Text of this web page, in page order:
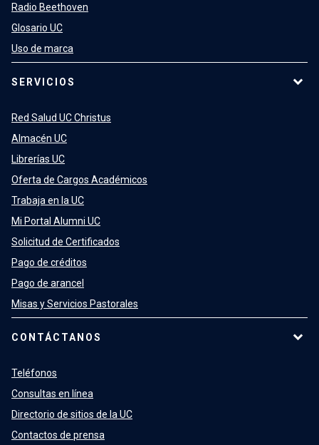
Radio Beethoven
Glosario UC
Uso de marca
SERVICIOS
Red Salud UC Christus
Almacén UC
Librerías UC
Oferta de Cargos Académicos
Trabaja en la UC
Mi Portal Alumni UC
Solicitud de Certificados
Pago de créditos
Pago de arancel
Misas y Servicios Pastorales
CONTÁCTANOS
Teléfonos
Consultas en línea
Directorio de sitios de la UC
Contactos de prensa